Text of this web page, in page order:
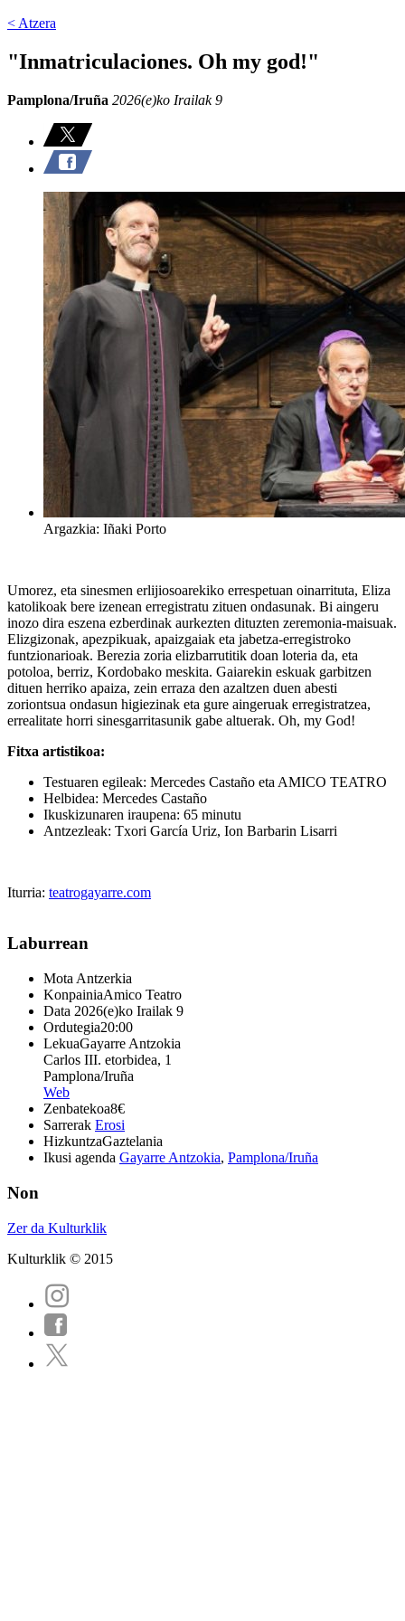
< Atzera
"Inmatriculaciones. Oh my god!"
Pamplona/Iruña 2026(e)ko Irailak 9
Argazkia: Iñaki Porto
Umorez, eta sinesmen erlijiosoarekiko errespetuan oinarrituta, Eliza
katolikoak bere izenean erregistratu zituen ondasunak. Bi aingeru
inozo dira eszena ezberdinak aurkezten dituzten zeremonia-maisuak.
Elizgizonak, apezpikuak, apaizgaiak eta jabetza-erregistroko
funtzionarioak. Berezia zoria elizbarrutitik doan loteria da, eta
potoloa, berriz, Kordobako meskita. Gaiarekin eskuak garbitzen
dituen herriko apaiza, zein erraza den azaltzen duen abesti
zoriontsua ondasun higiezinak eta gure aingeruak erregistratzea,
errealitate horri sinesgarritasunik gabe altuerak. Oh, my God!
Fitxa artistikoa:
Testuaren egileak: Mercedes Castaño eta AMICO TEATRO
Helbidea: Mercedes Castaño
Ikuskizunaren iraupena: 65 minutu
Antzezleak: Txori García Uriz, Ion Barbarin Lisarri
Iturria: teatrogayarre.com
Laburrean
Mota Antzerkia
KonpainiaAmico Teatro
Data 2026(e)ko Irailak 9
Ordutegia20:00
LekuaGayarre Antzokia
Carlos III. etorbidea, 1
Pamplona/Iruña
Web
Zenbatekoa8€
Sarrerak Erosi
HizkuntzaGaztelania
Ikusi agenda Gayarre Antzokia, Pamplona/Iruña
Non
Zer da Kulturklik
Kulturklik © 2015